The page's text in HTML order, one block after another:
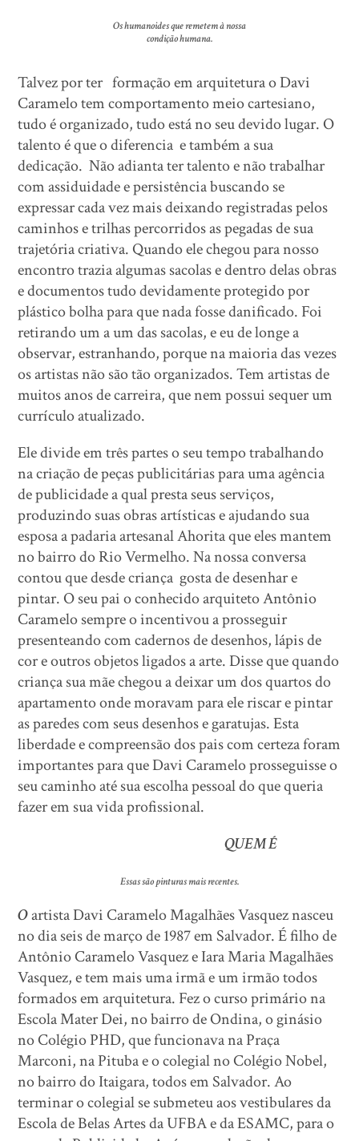
Os humanoides que remetem à nossa
condição humana.
Talvez por ter formação em arquitetura o Davi
Caramelo tem comportamento meio cartesiano,
tudo é organizado, tudo está no seu devido lugar. O
talento é que o diferencia e também a sua
dedicação. Não adianta ter talento e não trabalhar
com assiduidade e persistência buscando se
expressar cada vez mais deixando registradas pelos
caminhos e trilhas percorridos as pegadas de sua
trajetória criativa. Quando ele chegou para nosso
encontro trazia algumas sacolas e dentro delas obras
e documentos tudo devidamente protegido por
plástico bolha para que nada fosse danificado. Foi
retirando um a um das sacolas, e eu de longe a
observar, estranhando, porque na maioria das vezes
os artistas não são tão organizados. Tem artistas de
muitos anos de carreira, que nem possui sequer um
currículo atualizado.
Ele divide em três partes o seu tempo trabalhando
na criação de peças publicitárias para uma agência
de publicidade a qual presta seus serviços,
produzindo suas obras artísticas e ajudando sua
esposa a padaria artesanal Ahorita que eles mantem
no bairro do Rio Vermelho. Na nossa conversa
contou que desde criança gosta de desenhar e
pintar. O seu pai o conhecido arquiteto Antônio
Caramelo sempre o incentivou a prosseguir
presenteando com cadernos de desenhos, lápis de
cor e outros objetos ligados a arte. Disse que quando
criança sua mãe chegou a deixar um dos quartos do
apartamento onde moravam para ele riscar e pintar
as paredes com seus desenhos e garatujas. Esta
liberdade e compreensão dos pais com certeza foram
importantes para que Davi Caramelo prosseguisse o
seu caminho até sua escolha pessoal do que queria
fazer em sua vida profissional.
QUEM É
Essas são pinturas mais recentes.
Oartista Davi Caramelo Magalhães Vasquez nasceu
no dia seis de março de 1987 em Salvador. É filho de
Antônio Caramelo Vasquez e Iara Maria Magalhães
Vasquez, e tem mais uma irmã e um irmão todos
formados em arquitetura. Fez o curso primário na
Escola Mater Dei, no bairro de Ondina, o ginásio
no Colégio PHD, que funcionava na Praça
Marconi, na Pituba e o colegial no Colégio Nobel,
no bairro do Itaigara, todos em Salvador. Ao
terminar o colegial se submeteu aos vestibulares da
Escola de Belas Artes da UFBA e da ESAMC, para o